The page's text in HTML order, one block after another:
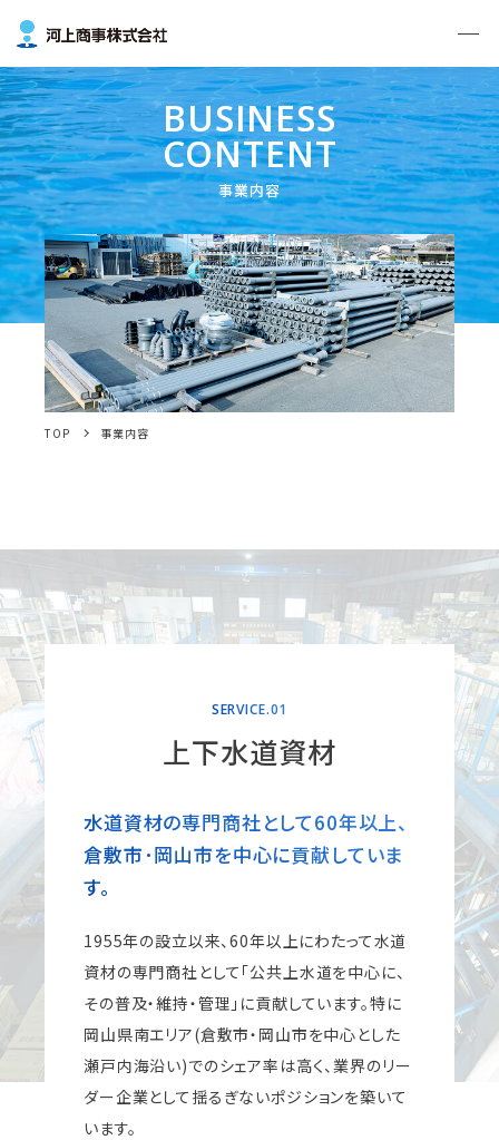
BUSINESS
CONTENT
事業内容
TOP 事業内容
SERVICE.01
上下水道資材
水道資材の専門商社として60年以上、
倉敷市･岡山市を中心に貢献していま
す。
1955年の設立以来、60年以上にわたって水道
資材の専門商社として「公共上水道を中心に、
その普及・維持・管理」に貢献しています。特に
岡山県南エリア(倉敷市・岡山市を中心とした
瀬戸内海沿い)でのシェア率は高く、業界のリー
ダー企業として揺るぎないポジションを築いて
います。